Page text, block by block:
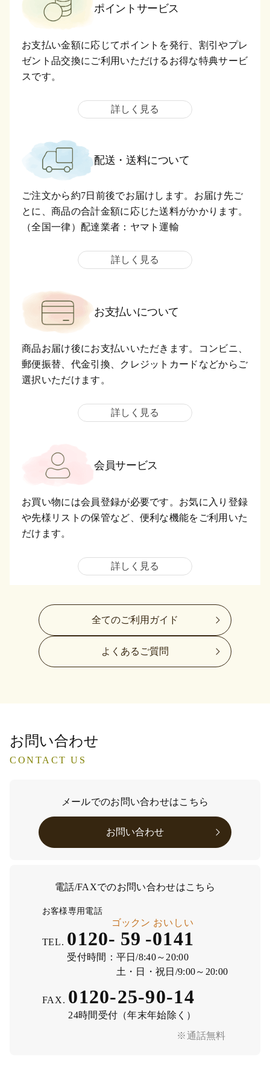
ポイントサービス
お支払い金額に応じてポイントを発行、割引やプレ
ゼント品交換にご利用いただけるお得な特典サービ
スです。
詳しく見る
配送・送料について
ご注文から約7日前後でお届けします。お届け先ご
とに、商品の合計金額に応じた送料がかかります。
（全国一律）配達業者：ヤマト運輸
詳しく見る
お支払いについて
商品お届け後にお支払いいただきます。コンビニ、
郵便振替、代金引換、クレジットカードなどからご
選択いただけます。
詳しく見る
会員サービス
お買い物には会員登録が必要です。お気に入り登録
や先様リストの保管など、便利な機能をご利用いた
だけます。
詳しく見る
全てのご利用ガイド
よくあるご質問
お問い合わせ
CONTACT US
メールでのお問い合わせはこちら
お問い合わせ
電話/FAXでのお問い合わせはこちら
※通話無料
お客様専用電話
TEL. 0120- 59
ゴックン
-0141
おいしい
受付時間： 平日/8:40～20:00
土・日・祝日/9:00～20:00
FAX. 0120-25-90-14
24時間受付（年末年始除く）